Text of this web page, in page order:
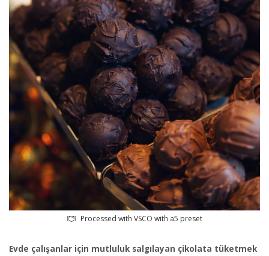
Processed with VSCO with a5 preset
Evde çalışanlar için mutluluk salgılayan çikolata tüketmek